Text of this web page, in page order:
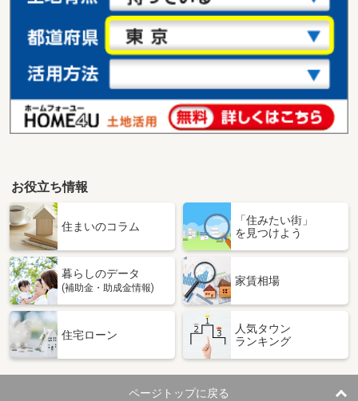
お役立ち情報
住まいのコラム
「住みたい街」
を見つけよう
暮らしのデータ
(補助金・助成金情報)
家賃相場
住宅ローン
人気タウン
ランキング
ページトップに戻る